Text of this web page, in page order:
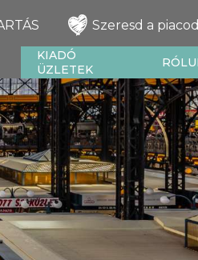
Szeresd a
KIADÓ
ÜZLETEK